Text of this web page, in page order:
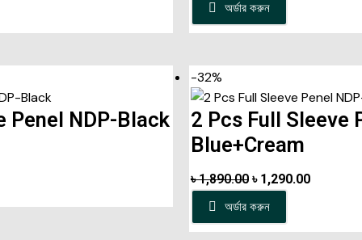
অর্ডার করুন
Penel NDP-Black
-32%
2 Pcs Full Sleeve
Blue+Cream
৳1,890.00 ৳ 1,290.00
অর্ডার করুন